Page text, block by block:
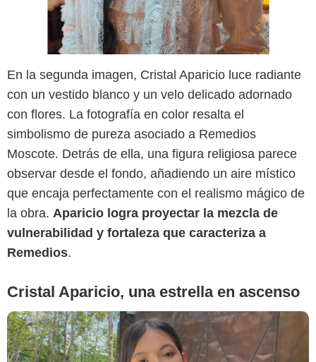
En la segunda imagen, Cristal Aparicio luce radiante
con un vestido blanco y un velo delicado adornado
con flores. La fotografía en color resalta el
simbolismo de pureza asociado a Remedios
Moscote. Detrás de ella, una figura religiosa parece
observar desde el fondo, añadiendo un aire místico
que encaja perfectamente con el realismo mágico de
la obra. Aparicio logra proyectar la mezcla de
vulnerabilidad y fortaleza que caracteriza a
Remedios.
Cristal Aparicio, una estrella en ascenso
Google